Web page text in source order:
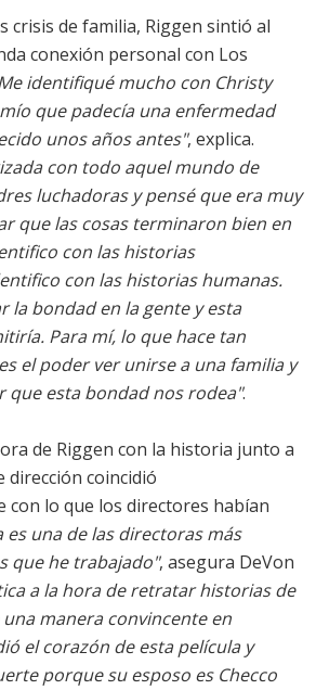
crisis de familia, Riggen sintió al
conexión personal con Los
identifiqué mucho con Christy
que padecía una enfermedad
unos años antes", explica.
con todo aquel mundo de
luchadoras y pensé que era muy
que las cosas terminaron bien en
con las historias
con las historias humanas.
la bondad en la gente y esta
Para mí, lo que hace tan
el poder ver unirse a una familia y
que esta bondad nos rodea".
de Riggen con la historia junto a
dirección coincidió
lo que los directores habían
es una de las directoras más
que he trabajado", asegura DeVon
a la hora de retratar historias de
manera convincente en
el corazón de esta película y
porque su esposo es Checco